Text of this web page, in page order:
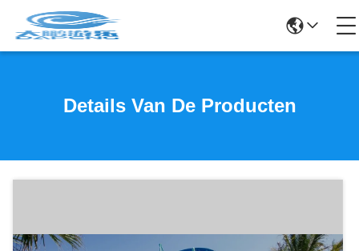
Details Van De Producten